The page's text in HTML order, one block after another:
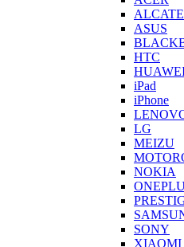
ASUS
HTC
iPad
iPhone
LG
MEIZU
NOKIA
SONY
XIAOMI